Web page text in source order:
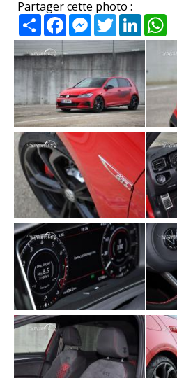
Partager cette photo :
PartagerFacebookMessenger
Twitter